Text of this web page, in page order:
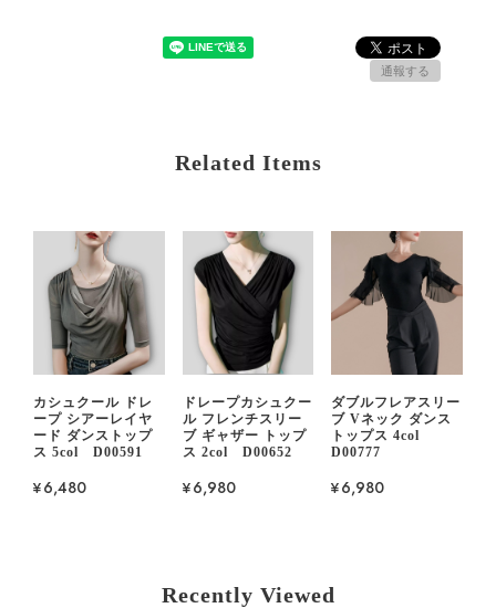
通報する
Related Items
カシュクール ドレ
ープ シアーレイヤ
ード ダンストップ
ス 5col D00591
¥6,480
ドレープカシュクー
ル フレンチスリー
ブ ギャザー トップ
ス 2col D00652
¥6,980
ダブルフレアスリー
ブ Vネック ダンス
トップス 4col
D00777
¥6,980
Recently Viewed